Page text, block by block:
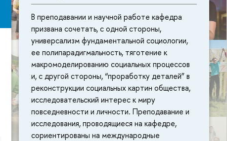
В преподавании и научной работе кафедра
призвана сочетать, с одной стороны,
универсализм фундаментальной социологии,
ее полипарадигмальность, тяготение к
макромоделированию социальных процессов
и, с другой стороны, “проработку деталей” в
реконструкции социальных картин общества,
исследовательский интерес к миру
повседневности и личности. Преподавание и
исследования, проводящиеся на кафедре,
сориентированы на международные